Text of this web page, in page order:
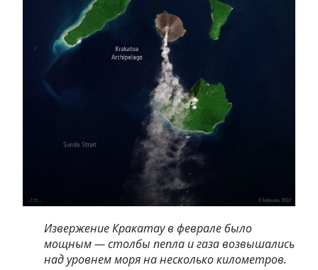
Извержение Кракатау в феврале было
мощным — столбы пепла и газа возвышались
над уровнем моря на несколько километров.